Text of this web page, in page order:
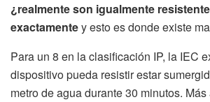
¿realmente son igualmente
exactamentey esto es donde existe
Para un 8 en la clasificación IP, la IEC
dispositivo pueda resistir estar
metro de agua durante 30 minutos.